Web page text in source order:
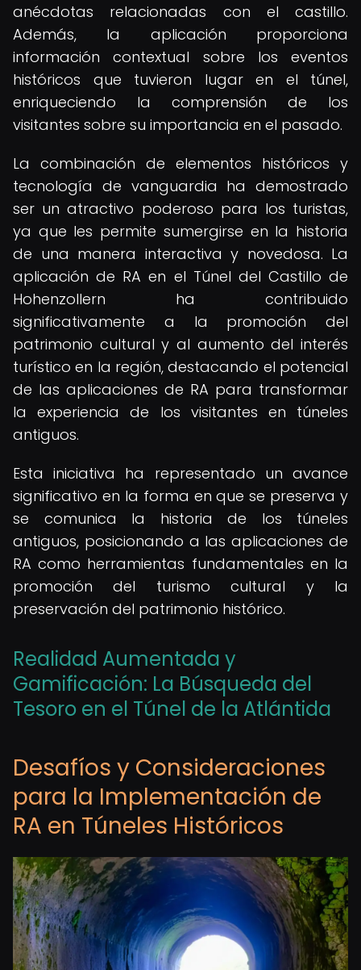
anécdotas relacionadas con el castillo.
Además, la aplicación proporciona
información contextual sobre los eventos
históricos que tuvieron lugar en el túnel,
enriqueciendo la comprensión de los
visitantes sobre su importancia en el pasado.
La combinación de elementos históricos y
tecnología de vanguardia ha demostrado
ser un atractivo poderoso para los turistas,
ya que les permite sumergirse en la historia
de una manera interactiva y novedosa. La
aplicación de RA en el Túnel del Castillo de
Hohenzollern ha contribuido
significativamente a la promoción del
patrimonio cultural y al aumento del interés
turístico en la región, destacando el potencial
de las aplicaciones de RA para transformar
la experiencia de los visitantes en túneles
antiguos.
Esta iniciativa ha representado un avance
significativo en la forma en que se preserva y
se comunica la historia de los túneles
antiguos, posicionando a las aplicaciones de
RA como herramientas fundamentales en la
promoción del turismo cultural y la
preservación del patrimonio histórico.
Realidad Aumentada y
Gamificación: La Búsqueda del
Tesoro en el Túnel de la Atlántida
Desafíos y Consideraciones
para la Implementación de
RA en Túneles Históricos